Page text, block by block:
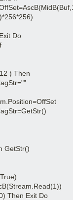
Then
Exit Do